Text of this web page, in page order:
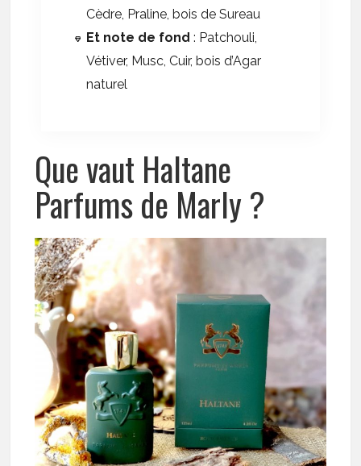
Cèdre, Praline, bois de Sureau
Et note de fond : Patchouli,
Vétiver, Musc, Cuir, bois d’Agar
naturel
Que vaut Haltane
Parfums de Marly ?